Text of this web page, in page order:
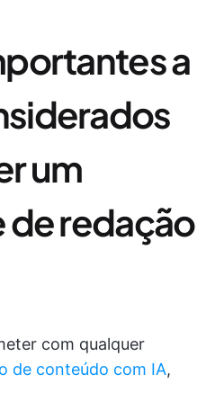
a
um
de redação
com qualquer
de conteúdo com IA,